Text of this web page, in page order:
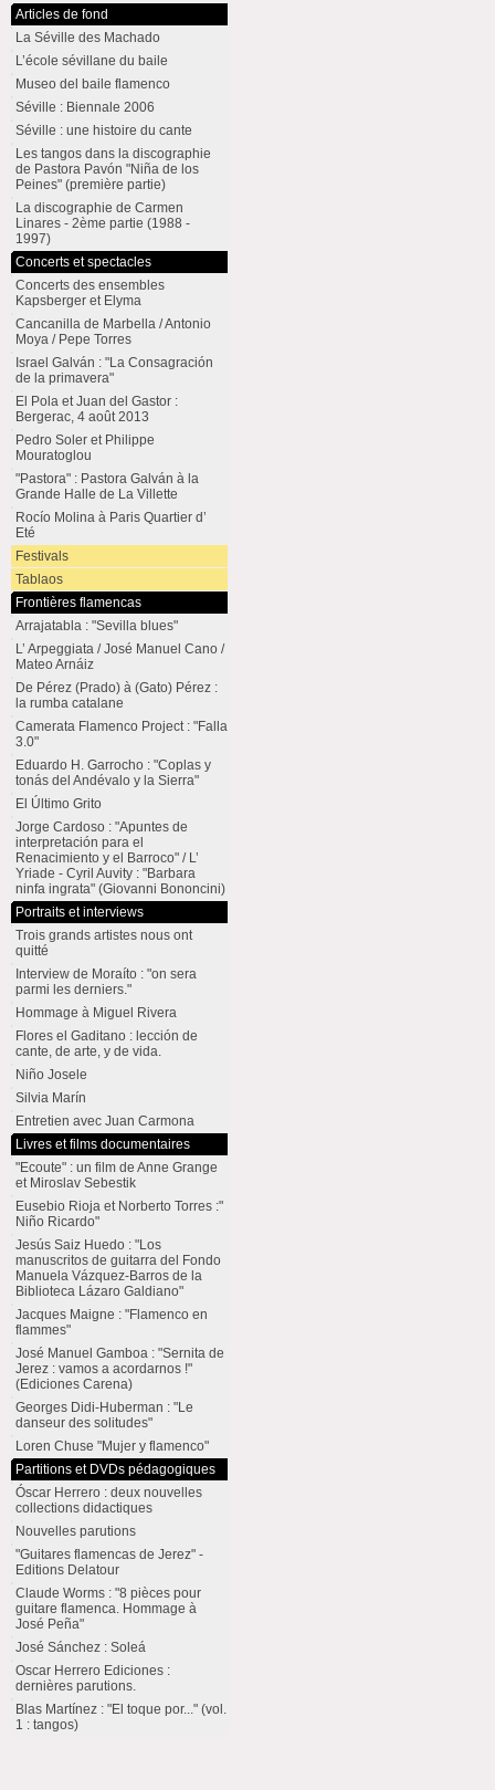
Articles de fond
La Séville des Machado
L’école sévillane du baile
Museo del baile flamenco
Séville : Biennale 2006
Séville : une histoire du cante
Les tangos dans la discographie
de Pastora Pavón "Niña de los
Peines" (première partie)
La discographie de Carmen
Linares - 2ème partie (1988 -
1997)
Concerts et spectacles
Concerts des ensembles
Kapsberger et Elyma
Cancanilla de Marbella / Antonio
Moya / Pepe Torres
Israel Galván : "La Consagración
de la primavera"
El Pola et Juan del Gastor :
Bergerac, 4 août 2013
Pedro Soler et Philippe
Mouratoglou
"Pastora" : Pastora Galván à la
Grande Halle de La Villette
Rocío Molina à Paris Quartier d’
Eté
Festivals
Tablaos
Frontières flamencas
Arrajatabla : "Sevilla blues"
L’ Arpeggiata / José Manuel Cano /
Mateo Arnáiz
De Pérez (Prado) à (Gato) Pérez :
la rumba catalane
Camerata Flamenco Project : "Falla
3.0"
Eduardo H. Garrocho : "Coplas y
tonás del Andévalo y la Sierra"
El Último Grito
Jorge Cardoso : "Apuntes de
interpretación para el
Renacimiento y el Barroco" / L’
Yriade - Cyril Auvity : "Barbara
ninfa ingrata" (Giovanni Bononcini)
Portraits et interviews
Trois grands artistes nous ont
quitté
Interview de Moraíto : "on sera
parmi les derniers."
Hommage à Miguel Rivera
Flores el Gaditano : lección de
cante, de arte, y de vida.
Niño Josele
Silvia Marín
Entretien avec Juan Carmona
Livres et films documentaires
"Ecoute" : un film de Anne Grange
et Miroslav Sebestik
Eusebio Rioja et Norberto Torres :"
Niño Ricardo"
Jesús Saiz Huedo : "Los
manuscritos de guitarra del Fondo
Manuela Vázquez-Barros de la
Biblioteca Lázaro Galdiano"
Jacques Maigne : "Flamenco en
flammes"
José Manuel Gamboa : "Sernita de
Jerez : vamos a acordarnos !"
(Ediciones Carena)
Georges Didi-Huberman : "Le
danseur des solitudes"
Loren Chuse "Mujer y flamenco"
Partitions et DVDs pédagogiques
Óscar Herrero : deux nouvelles
collections didactiques
Nouvelles parutions
"Guitares flamencas de Jerez" -
Editions Delatour
Claude Worms : "8 pièces pour
guitare flamenca. Hommage à
José Peña"
José Sánchez : Soleá
Oscar Herrero Ediciones :
dernières parutions.
Blas Martínez : "El toque por..." (vol.
1 : tangos)